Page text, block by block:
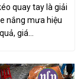
quay tay là giải
nắng mưa hiệu
quả, giá…